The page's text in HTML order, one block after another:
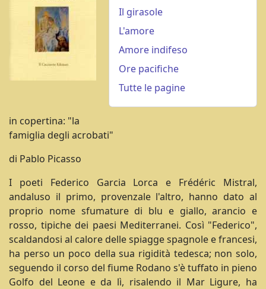
Il girasole
L'amore
Amore indifeso
Ore pacifiche
Tutte le pagine
in copertina: "la
famiglia degli acrobati"
di Pablo Picasso
I poeti Federico Garcia Lorca e Frédéric Mistral,
andaluso il primo, provenzale l'altro, hanno dato al
proprio nome sfumature di blu e giallo, arancio e
rosso, tipiche dei paesi Mediterranei. Così "Federico",
scaldandosi al calore delle spiagge spagnole e francesi,
ha perso un poco della sua rigidità tedesca; non solo,
seguendo il corso del fiume Rodano s'è tuffato in pieno
Golfo del Leone e da lì, risalendo il Mar Ligure, ha